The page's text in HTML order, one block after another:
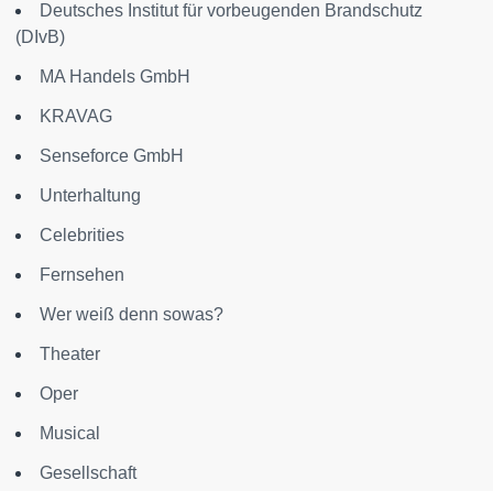
Deutsches Institut für vorbeugenden Brandschutz
(DIvB)
MA Handels GmbH
KRAVAG
Senseforce GmbH
Unterhaltung
Celebrities
Fernsehen
Wer weiß denn sowas?
Theater
Oper
Musical
Gesellschaft